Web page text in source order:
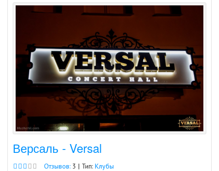
Версаль - Versal
Отзывов: 3 | Тип: Клубы